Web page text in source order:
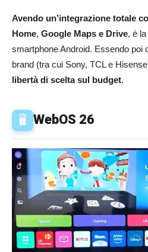
Avendo un’integrazione totale
Home, Google Maps e Drive, è
smartphone Android. Essendo poi
brand (tra cui Sony, TCL e
libertà di scelta sul budget.
🖥️ WebOS 26